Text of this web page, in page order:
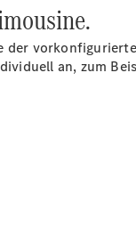
der
an, zum